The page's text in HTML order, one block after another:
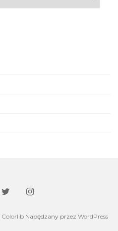
Colorlib Napędzany przez WordPress